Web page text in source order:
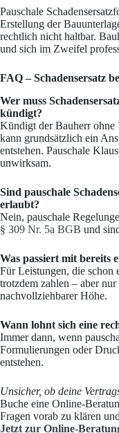
Pauschale
Erstellung der
rechtlich nicht haltbar.
und sich im Zweifel
FAQ – Schadensersatz
Wer muss
kündigt?
Kündigt der Bauherr ohne
kann grundsätzlich ein
entstehen. Pauschale
unwirksam.
Sind pauschale
erlaubt?
Nein, pauschale
§ 309 Nr. 5a BGB und
Was passiert mit bereits
Für Leistungen, die schon
trotzdem zahlen – aber
nachvollziehbarer Höhe.
Wann lohnt sich eine
Immer dann, wenn
Formulierungen oder
entstehen.
Unsicher, ob deine
Buche eine Online-
Fragen vorab zu klären
Jetzt zur Online-